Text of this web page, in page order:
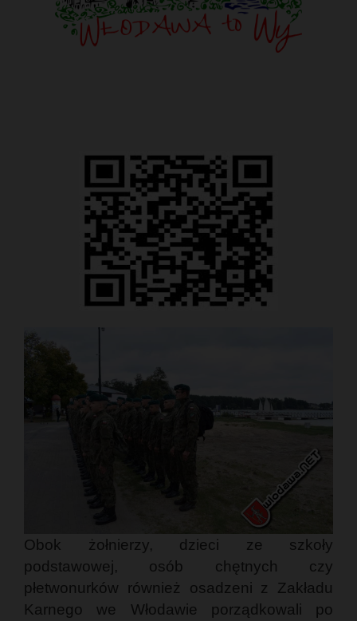
Obok żołnierzy, dzieci ze szkoły
podstawowej, osób chętnych czy
płetwonurków również osadzeni z Zakładu
Karnego we Włodawie porządkowali po